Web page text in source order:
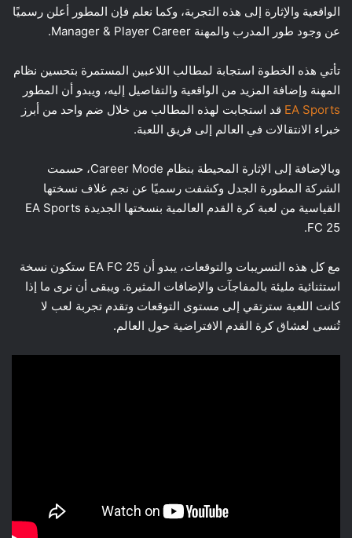
الواقعية والإثارة إلى هذه التجربة، وكما نعلم فإن المطور أعلن رسميًا
عن وجود طور المدرب والمهنة Manager & Player Career.
تأتي هذه الخطوة استجابة لمطالب اللاعبين المستمرة بتحسين نظام
المهنة وإضافة المزيد من الواقعية والتفاصيل إليه، ويبدو أن المطور
EA Sports قد استجابت لهذه المطالب من خلال ضم واحد من أبرز
خبراء الانتقالات في العالم إلى فريق اللعبة.
وبالإضافة إلى الإثارة المحيطة بنظام Career Mode، حسمت
الشركة المطورة الجدل وكشفت رسميًا عن نجم غلاف نسختها
القياسية من لعبة كرة القدم العالمية بنسختها الجديدة EA Sports
FC 25.
مع كل هذه التسريبات والتوقعات، يبدو أن EA FC 25 ستكون نسخة
استثنائية مليئة بالمفاجآت والإضافات المثيرة. ويبقى أن نرى ما إذا
كانت اللعبة سترتقي إلى مستوى التوقعات وتقدم تجربة لعب لا
تُنسى لعشاق كرة القدم الافتراضية حول العالم.